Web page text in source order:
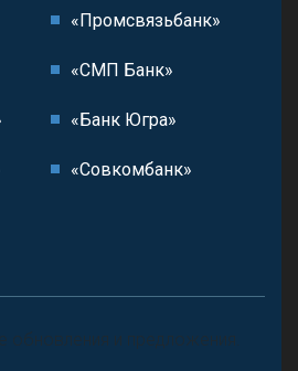
«Промсвязьбанк»
«СМП Банк»
«Банк Югра»
«Совкомбанк»
обновления и предложения.